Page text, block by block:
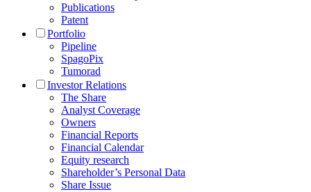
Publications
Patent
Portfolio
Pipeline
SpagoPix
Tumorad
Investor Relations
The Share
Analyst Coverage
Owners
Financial Reports
Financial Calendar
Equity research
Shareholder’s Personal Data
Share Issue